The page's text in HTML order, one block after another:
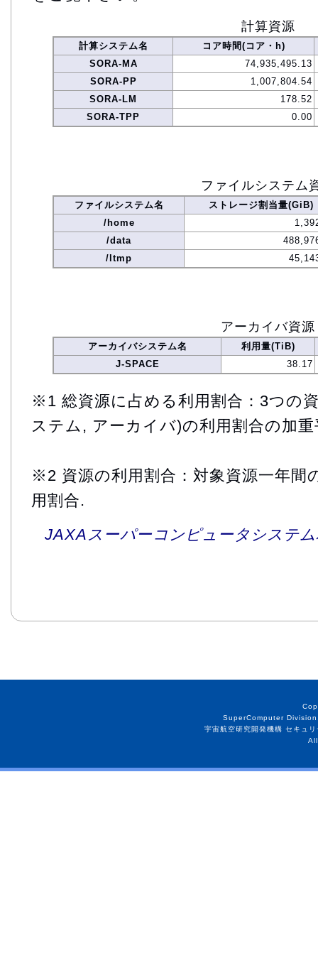
計算資源
計算システム名
コア時間(コア・h)
SORA-MA
74,935,495.13
SORA-PP
1,007,804.54
SORA-LM
178.52
SORA-TPP
0.00
ファイルシステム
ファイルシステム名
ストレージ割当量(GiB)
/home
/data
/ltmp
アーカイバ資源
アーカイバシステム名
利用量(TiB)
J-SPACE
38.17
※1 総資源に占める利用割合：3つの
ステム, アーカイバ)の利用割合の加重
※2 資源の利用割合：対象資源一年間
用割合.
JAXAスーパーコンピュータシステ
SuperComputer
宇宙航空研究開発機構 セキュ